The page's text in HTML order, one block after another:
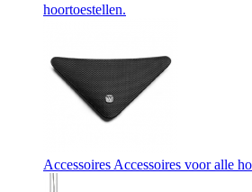
hoortoestellen.
Accessoires Accessoires voor alle